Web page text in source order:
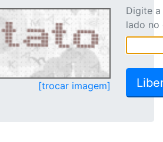
[trocar imagem]
Digite
lado no